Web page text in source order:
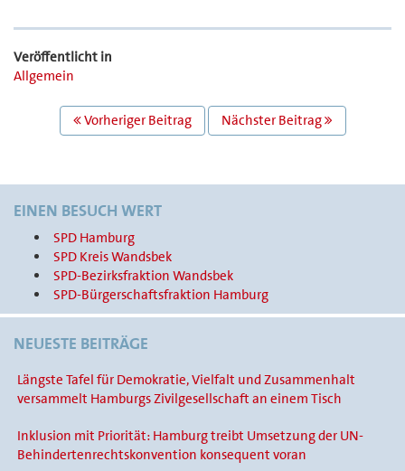
Veröffentlicht in
Allgemein
BEITRAGS
NAVIGATION
Vorheriger Beitrag Nächster Beitrag
EINEN BESUCH WERT
SPD Hamburg
SPD Kreis Wandsbek
SPD-Bezirksfraktion Wandsbek
SPD-Bürgerschaftsfraktion Hamburg
NEUESTE BEITRÄGE
Längste Tafel für Demokratie, Vielfalt und Zusammenhalt
versammelt Hamburgs Zivilgesellschaft an einem Tisch
Inklusion mit Priorität: Hamburg treibt Umsetzung der UN-
Behindertenrechtskonvention konsequent voran